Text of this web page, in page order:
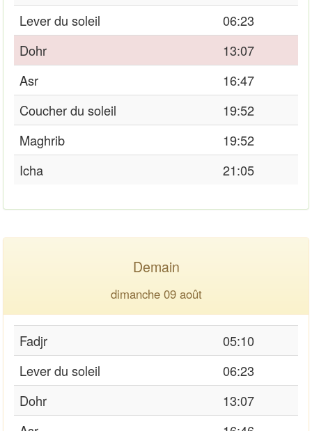
Lever du soleil
06:23
Dohr
13:07
Asr
16:47
Coucher du soleil
19:52
Maghrib
19:52
Icha
21:05
Demain
dimanche 09 août
Fadjr
05:10
Lever du soleil
06:23
Dohr
13:07